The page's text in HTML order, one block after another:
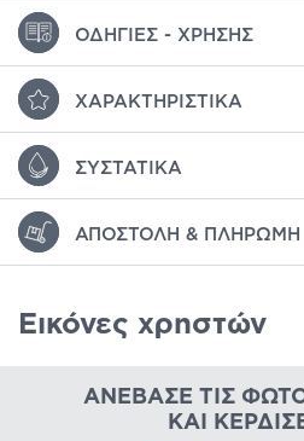
ΟΔΗΓΊΕΣ - ΧΡΉΣΗΣ
ΧΑΡΑΚΤΗΡΙΣΤΙΚΆ
ΣΥΣΤΑΤΙΚΆ
ΑΠΟΣΤΟΛΉ & ΠΛΗΡΩΜΉ
Εικόνες χρηστών
ΑΝΈΒΑΣΕ ΤΙΣ
ΚΑΙ